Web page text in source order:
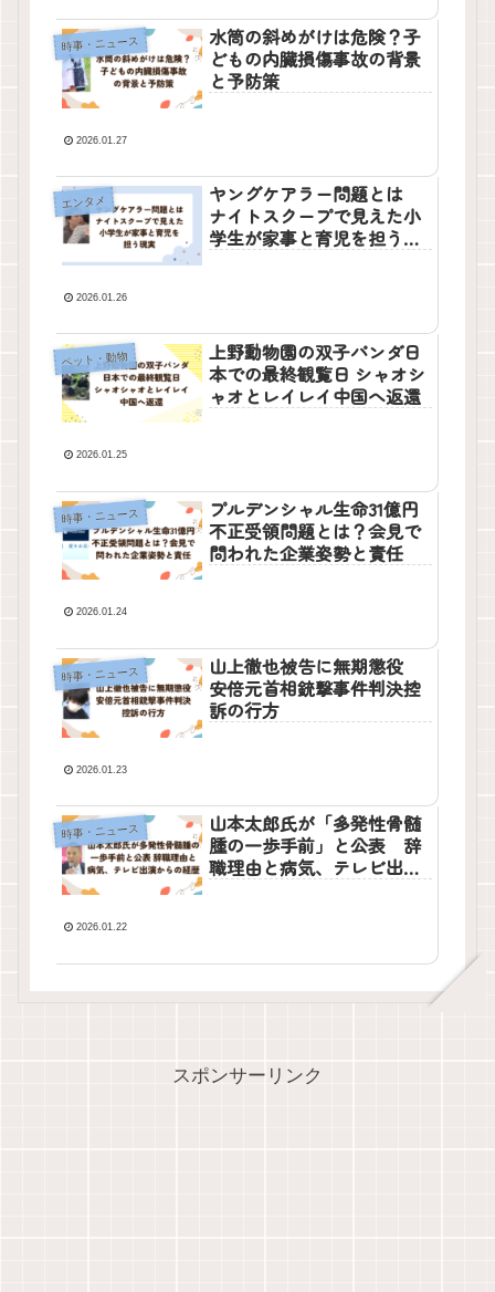
時事・ニュース
水筒の斜めがけは危険？子
どもの内臓損傷事故の背景
と予防策
2026.01.27
エンタメ
ヤングケアラー問題とは
ナイトスクープで見えた小
学生が家事と育児を担う現
2026.01.26
ペット・動物
上野動物園の双子パンダ日
本での最終観覧日 シャオシ
ャオとレイレイ中国へ返還
2026.01.25
時事・ニュース
プルデンシャル生命31億円
不正受領問題とは？会見で
問われた企業姿勢と責任
2026.01.24
時事・ニュース
山上徹也被告に無期懲役
安倍元首相銃撃事件判決控
訴の行方
2026.01.23
時事・ニュース
山本太郎氏が「多発性骨髄
腫の一歩手前」と公表 辞
職理由と病気、テレビ出演
2026.01.22
スポンサーリンク